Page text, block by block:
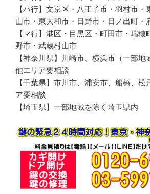
【ハ行】文京区・八王子市・羽村市
山市・東大和市・日野市・日ノ出町・
【マ行】港区・目黒区・町田市・瑞
野市・武蔵村山市
【神奈川県】川崎市、横浜市（一部
他エリア要相談
【千葉県】市川市、浦安市、船橋、松
ア要相談
【埼玉県】一部地域を除く埼玉県内